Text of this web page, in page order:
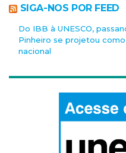
SIGA-NOS POR FEED
Do IBB à UNESCO,
Pinheiro se projetou
nacional